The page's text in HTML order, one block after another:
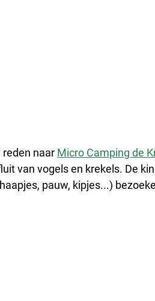
reden naar Micro Camping de
van vogels en krekels. De
pauw, kipjes...)